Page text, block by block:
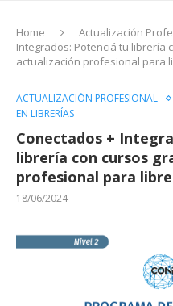
Home Actualización
Integrados: Potenciá tu librería
actualización profesional para
ACTUALIZACIÓN PROFESIONAL
EN LIBRERÍAS
Conectados +
librería con cursos
profesional para
18/06/2024